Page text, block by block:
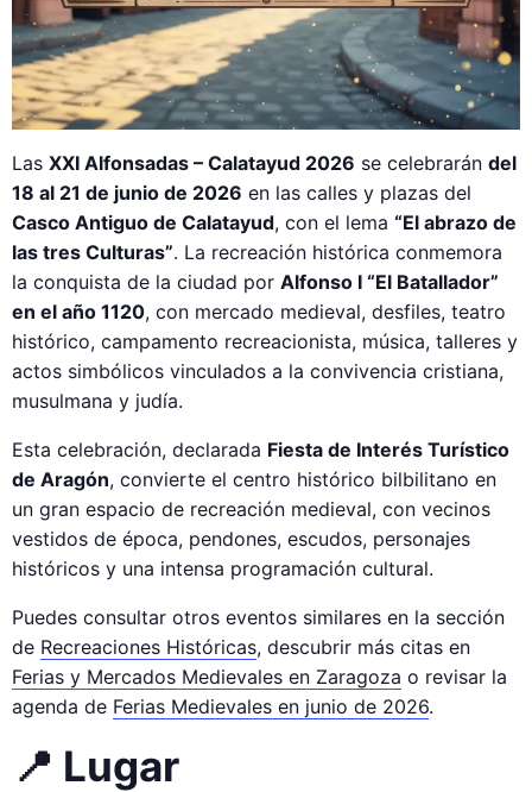
Las XXI Alfonsadas – Calatayud 2026 se celebrarán del
18 al 21 de junio de 2026 en las calles y plazas del
Casco Antiguo de Calatayud, con el lema “El abrazo de
las tres Culturas”. La recreación histórica conmemora
la conquista de la ciudad por Alfonso I “El Batallador”
en el año 1120, con mercado medieval, desfiles, teatro
histórico, campamento recreacionista, música, talleres y
actos simbólicos vinculados a la convivencia cristiana,
musulmana y judía.
Esta celebración, declarada Fiesta de Interés Turístico
de Aragón, convierte el centro histórico bilbilitano en
un gran espacio de recreación medieval, con vecinos
vestidos de época, pendones, escudos, personajes
históricos y una intensa programación cultural.
Puedes consultar otros eventos similares en la sección
de Recreaciones Históricas, descubrir más citas en
Ferias y Mercados Medievales en Zaragoza o revisar la
agenda de Ferias Medievales en junio de 2026.
📍 Lugar